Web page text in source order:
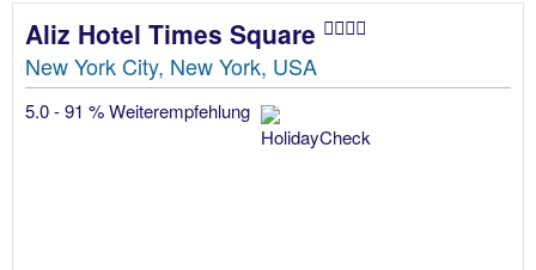
Aliz Hotel Times Square
New York City, New York, USA
5.0 - 91 % Weiterempfehlung